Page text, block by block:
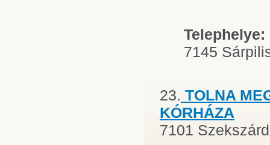
Telephelye:
7145
23. TOLNA
KÓRHÁZA
7101